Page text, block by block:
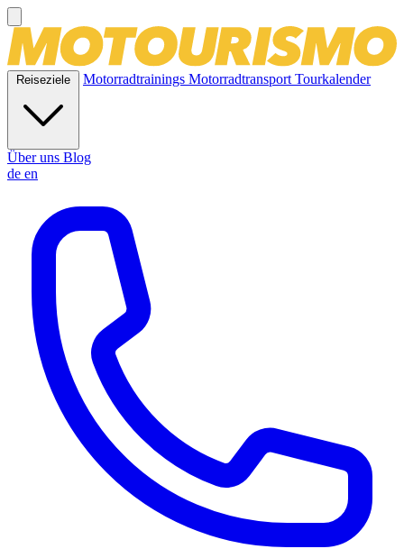
Reiseziele Motorradtrainings MotorradtransportTourkalender
Über uns Blog
de en